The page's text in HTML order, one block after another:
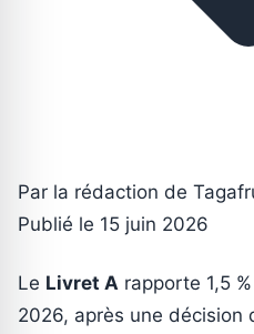
Par la rédaction de
Publié le 15 juin 2026
Le Livret A rapporte 1,5
2026, après une décision